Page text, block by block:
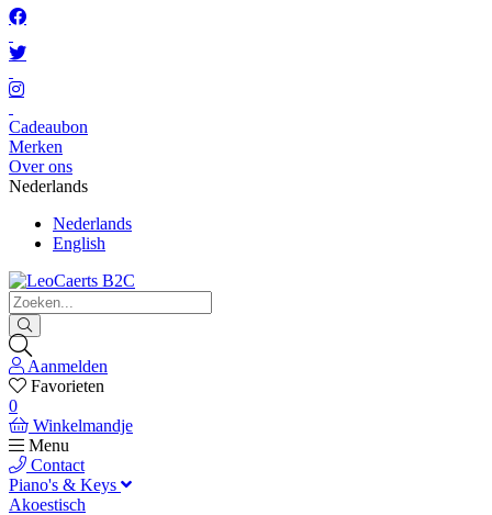
Cadeaubon
Merken
Over ons
Nederlands
Nederlands
English
Aanmelden
Favorieten
0
Winkelmandje
Menu
Contact
Piano's & Keys
Akoestisch